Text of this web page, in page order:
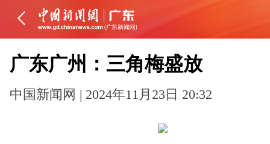
广东广州：三角梅盛放
中国新闻网 | 2024年11月23日 20:32